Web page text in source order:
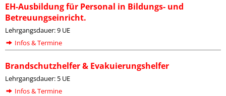
EH-Ausbildung für Personal in Bildungs- und
Betreuungseinricht.
Lehrgangsdauer: 9 UE
Infos & Termine
Brandschutzhelfer & Evakuierungshelfer
Lehrgangsdauer: 5 UE
Infos & Termine